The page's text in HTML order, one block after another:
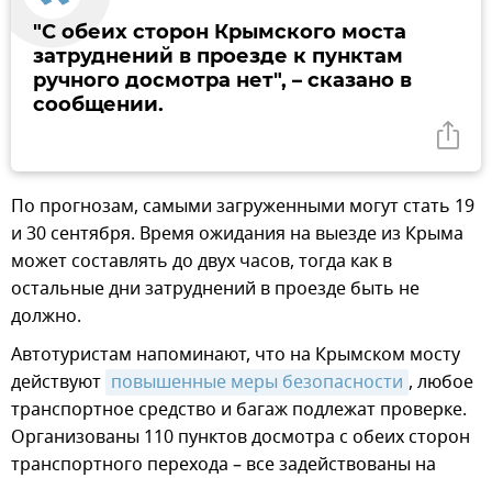
"С обеих сторон Крымского моста
затруднений в проезде к пунктам
ручного досмотра нет", – сказано в
сообщении.
По прогнозам, самыми загруженными могут стать 19
и 30 сентября. Время ожидания на выезде из Крыма
может составлять до двух часов, тогда как в
остальные дни затруднений в проезде быть не
должно.
Автотуристам напоминают, что на Крымском мосту
действуют повышенные меры безопасности , любое
транспортное средство и багаж подлежат проверке.
Организованы 110 пунктов досмотра с обеих сторон
транспортного перехода – все задействованы на